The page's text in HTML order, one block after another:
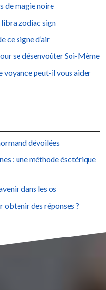
de magie noire
libra zodiac sign
ce signe d’air
se désenvoûter Soi-Même
voyance peut-il vous aider
dévoilées
: une méthode ésotérique
dans les os
obtenir des réponses ?